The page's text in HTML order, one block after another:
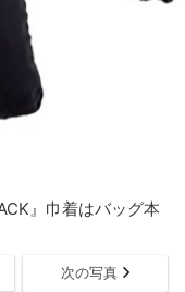
』巾着はバッグ本
次の写真